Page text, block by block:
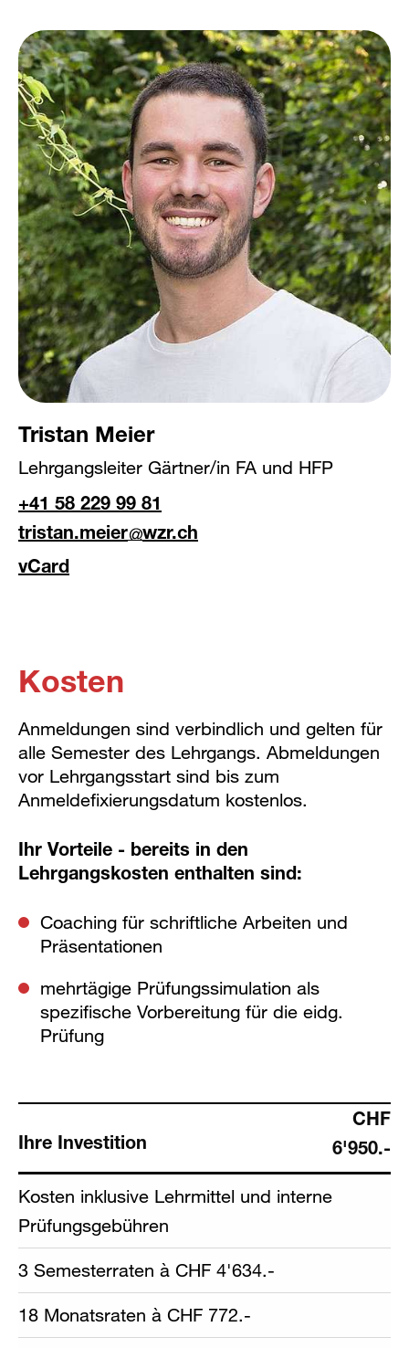
Tristan Meier
Lehrgangsleiter Gärtner/in FA und HFP
+41 58 229 99 81
tristan.meier
wzr.ch
vCard
Kosten
Anmeldungen sind verbindlich und gelten für
alle Semester des Lehrgangs. Abmeldungen
vor Lehrgangsstart sind bis zum
Anmeldefixierungsdatum kostenlos.
Ihr Vorteile - bereits in den
Lehrgangskosten enthalten sind:
Coaching für schriftliche Arbeiten und
Präsentationen
mehrtägige Prüfungssimulation als
spezifische Vorbereitung für die eidg.
Prüfung
Ihre Investition
CHF
6'950.-
Kosten inklusive Lehrmittel und interne
Prüfungsgebühren
3 Semesterraten à CHF 4'634.-
18 Monatsraten à CHF 772.-